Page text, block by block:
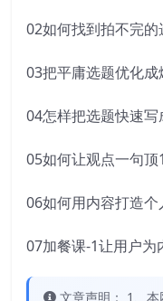
02如何找到拍不完
03把平庸选题优化
04怎样把选题快速
05如何让观点一句
06如何用内容打造
07加餐课-1让用户
文章声明： 1、